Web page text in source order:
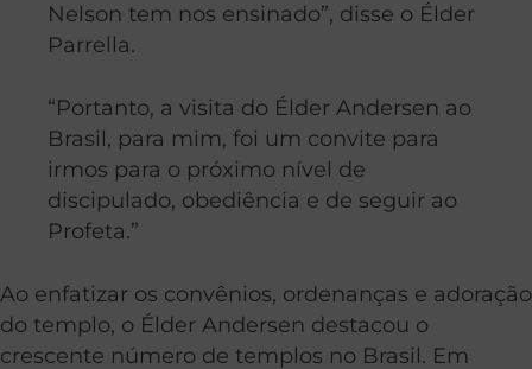
Nelson tem nos ensinado”, disse o Élder
Parrella.
“Portanto, a visita do Élder Andersen ao
Brasil, para mim, foi um convite para
irmos para o próximo nível de
discipulado, obediência e de seguir ao
Profeta.”
Ao enfatizar os convênios, ordenanças e adoração
do templo, o Élder Andersen destacou o
crescente número de templos no Brasil. Em